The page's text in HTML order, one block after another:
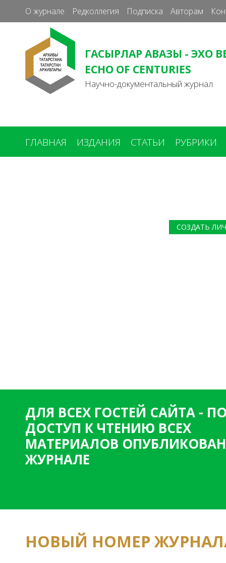
О журнале Редколлегия Подписка Авторам
ГАСЫРЛАР АВАЗЫ - ЭХО
ECHO OF CENTURIES
Научно-документальный журнал
ГЛАВНАЯ ИЗДАНИЯ СТАТЬИ РУБРИКИ
СОЗДАТЬ
ДЛЯ ВСЕХ ГОСТЕЙ САЙТА -
ДОСТУП К ЧТЕНИЮ ВСЕХ
МАТЕРИАЛОВ
ЖУРНАЛЕ
НОВЫЙ НОМЕР